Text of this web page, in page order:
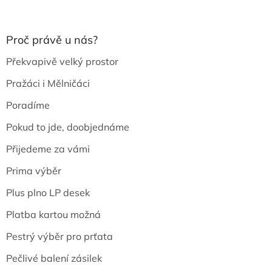
Proč právě u nás?
Překvapivě velký prostor
Pražáci i Mělničáci
Poradíme
Pokud to jde, doobjednáme
Přijedeme za vámi
Prima výběr
Plus plno LP desek
Platba kartou možná
Pestrý výběr pro prťata
Pečlivé balení zásilek